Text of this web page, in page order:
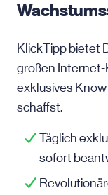
KlickTipp bietet
großen Internet-
exklusives
schaffst.
Täglich
sofort